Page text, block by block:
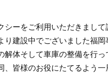
ーをご利用いただきまして
建設中でございました福岡
解体そして車庫の整備を行っ
、皆様のお役にたてるよう一